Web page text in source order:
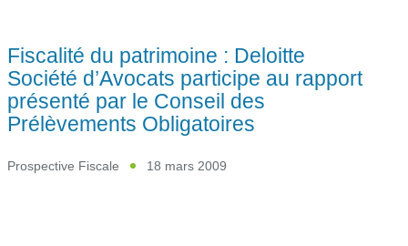
Fiscalité du patrimoine : Deloitte
Société d’Avocats participe au rapport
présenté par le Conseil des
Prélèvements Obligatoires
Prospective Fiscale 18 mars 2009